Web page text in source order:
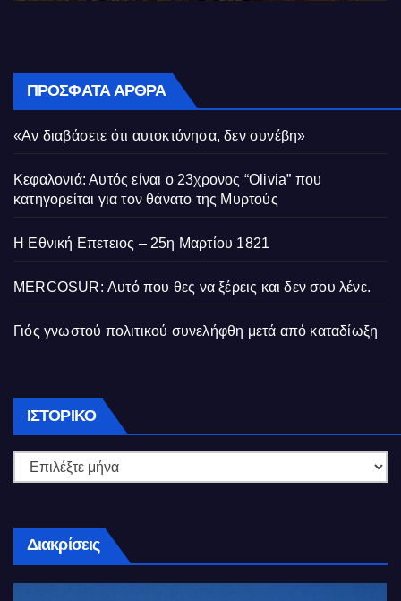
ΠΡΌΣΦΑΤΑ ΆΡΘΡΑ
«Αν διαβάσετε ότι αυτοκτόνησα, δεν συνέβη»
Κεφαλονιά: Αυτός είναι ο 23χρονος “Olivia” που
κατηγορείται για τον θάνατο της Μυρτούς
Η Εθνική Επετειος – 25η Μαρτίου 1821
MERCOSUR: Αυτό που θες να ξέρεις και δεν σου λένε.
Γιός γνωστού πολιτικού συνελήφθη μετά από καταδίωξη
ΙΣΤΟΡΙΚΌ Ιστορικό
Διακρίσεις